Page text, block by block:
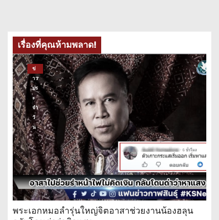
เรื่องที่คุณห้ามพลาด!
ข่
าว
ปร
ะ
จำ
วั
น
พระเอกหมอลำรุ่นใหญ่จิตอาสาช่วยงานน้องฮลุน